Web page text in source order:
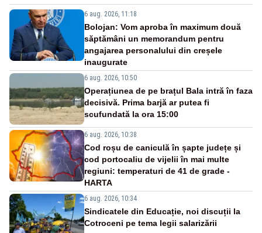
6 aug. 2026, 11:18
Bolojan: Vom aproba în maximum două
săptămâni un memorandum pentru
angajarea personalului din creșele
inaugurate
6 aug. 2026, 10:50
Operațiunea de pe brațul Bala intră în faza
decisivă. Prima barjă ar putea fi
scufundată la ora 15:00
6 aug. 2026, 10:38
Cod roșu de caniculă în șapte județe și
cod portocaliu de vijelii în mai multe
regiuni: temperaturi de 41 de grade -
HARTA
6 aug. 2026, 10:34
Sindicatele din Educație, noi discuții la
Cotroceni pe tema legii salarizării